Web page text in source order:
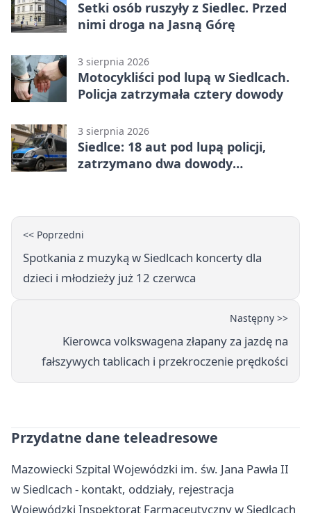
Setki osób ruszyły z Siedlec. Przed
nimi droga na Jasną Górę
3 sierpnia 2026
Motocykliści pod lupą w Siedlcach.
Policja zatrzymała cztery dowody
3 sierpnia 2026
Siedlce: 18 aut pod lupą policji,
zatrzymano dwa dowody
<< Poprzedni
Spotkania z muzyką w Siedlcach koncerty dla
dzieci i młodzieży już 12 czerwca
Następny >>
Kierowca volkswagena złapany za jazdę na
fałszywych tablicach i przekroczenie prędkości
Przydatne dane teleadresowe
Mazowiecki Szpital Wojewódzki im. św. Jana Pawła II
w Siedlcach - kontakt, oddziały, rejestracja
Wojewódzki Inspektorat Farmaceutyczny w Siedlcach